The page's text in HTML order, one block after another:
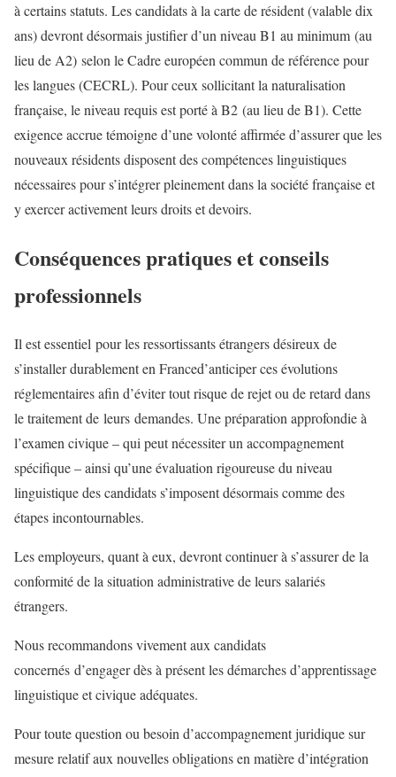
à certains statuts. Les candidats à la carte de résident (valable dix
ans) devront désormais justifier d’un niveau B1 au minimum (au
lieu de A2) selon le Cadre européen commun de référence pour
les langues (CECRL). Pour ceux sollicitant la naturalisation
française, le niveau requis est porté à B2 (au lieu de B1). Cette
exigence accrue témoigne d’une volonté affirmée d’assurer que les
nouveaux résidents disposent des compétences linguistiques
nécessaires pour s’intégrer pleinement dans la société française et
y exercer activement leurs droits et devoirs.
Conséquences pratiques et conseils
professionnels
Il est essentiel pour les ressortissants étrangers désireux de
s’installer durablement en Franced’anticiper ces évolutions
réglementaires afin d’éviter tout risque de rejet ou de retard dans
le traitement de leurs demandes. Une préparation approfondie à
l’examen civique – qui peut nécessiter un accompagnement
spécifique – ainsi qu’une évaluation rigoureuse du niveau
linguistique des candidats s’imposent désormais comme des
étapes incontournables.
Les employeurs, quant à eux, devront continuer à s’assurer de la
conformité de la situation administrative de leurs salariés
étrangers.
Nous recommandons vivement aux candidats
concernés d’engager dès à présent les démarches d’apprentissage
linguistique et civique adéquates.
Pour toute question ou besoin d’accompagnement juridique sur
mesure relatif aux nouvelles obligations en matière d’intégration